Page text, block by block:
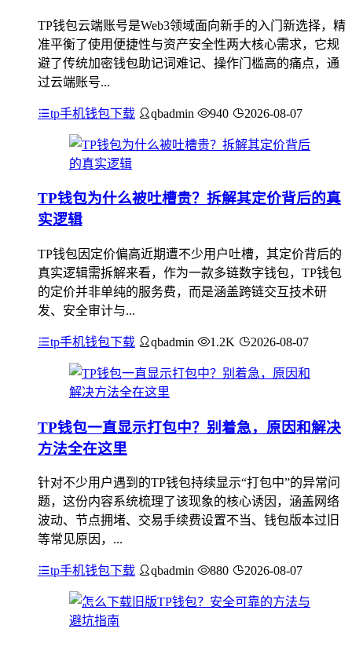
TP钱包云端账号是Web3领域面向新手的入门新选择，精
准平衡了使用便捷性与资产安全性两大核心需求，它规
避了传统加密钱包助记词难记、操作门槛高的痛点，通
过云端账号...
tp手机钱包下载 qbadmin 940 2026-08-07
TP钱包为什么被吐槽贵？拆解其定价背后的真
实逻辑
TP钱包因定价偏高近期遭不少用户吐槽，其定价背后的
真实逻辑需拆解来看，作为一款多链数字钱包，TP钱包
的定价并非单纯的服务费，而是涵盖跨链交互技术研
发、安全审计与...
tp手机钱包下载 qbadmin 1.2K 2026-08-07
TP钱包一直显示打包中？别着急，原因和解决
方法全在这里
针对不少用户遇到的TP钱包持续显示“打包中”的异常问
题，这份内容系统梳理了该现象的核心诱因，涵盖网络
波动、节点拥堵、交易手续费设置不当、钱包版本过旧
等常见原因，...
tp手机钱包下载 qbadmin 880 2026-08-07